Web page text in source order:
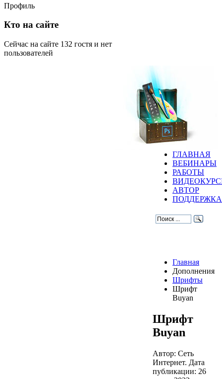
Профиль
Кто на сайте
Сейчас на сайте 132 гостя и нет
пользователей
ГЛАВНАЯ
ВЕБИНАРЫ
РАБОТЫ
АВТОР
ПОДДЕРЖКА
Главная
Дополнения
Шрифты
Шрифт
Buyan
Шрифт
Buyan
Автор: Сеть
Интернет. Дата
публикации: 26